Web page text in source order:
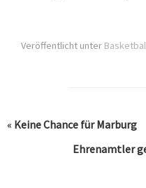
Veröffentlicht unter
« Keine Chance für Marburg
Ehrenamtler